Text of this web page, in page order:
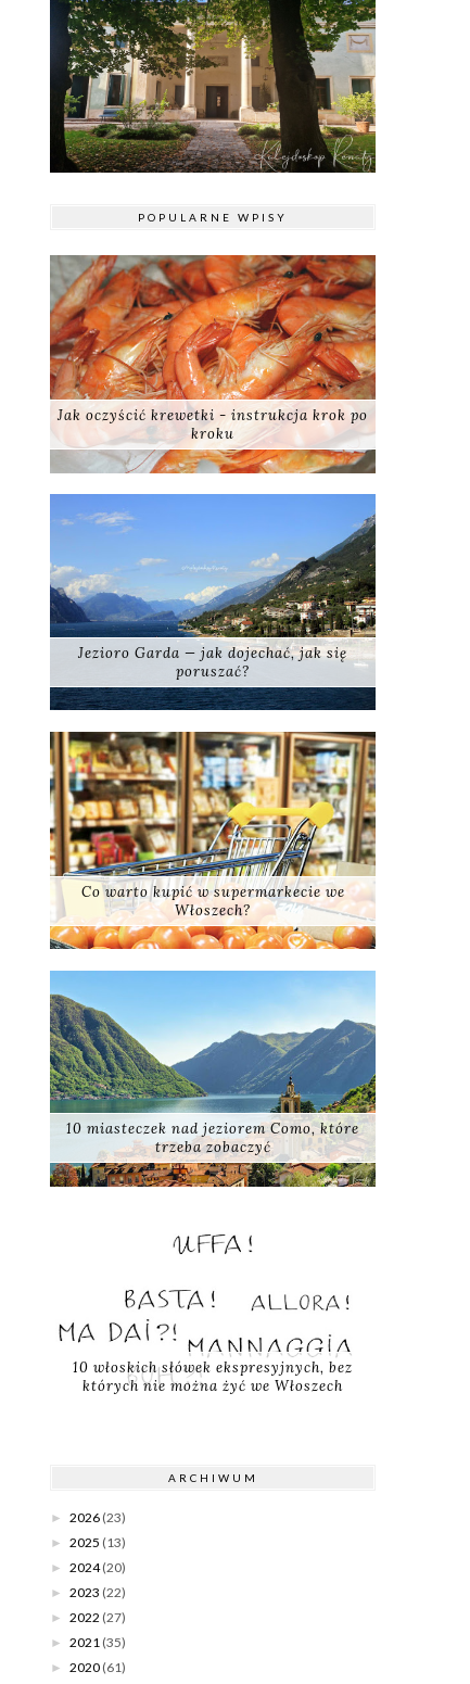
POPULARNE WPISY
Jak oczyścić krewetki - instrukcja krok po
kroku
Jezioro Garda — jak dojechać, jak się
poruszać?
Co warto kupić w supermarkecie we
Włoszech?
10 miasteczek nad jeziorem Como, które
trzeba zobaczyć
10 włoskich słówek ekspresyjnych, bez
których nie można żyć we Włoszech
ARCHIWUM
► 2026 (23)
► 2025 (13)
► 2024 (20)
► 2023 (22)
► 2022 (27)
► 2021 (35)
► 2020 (61)